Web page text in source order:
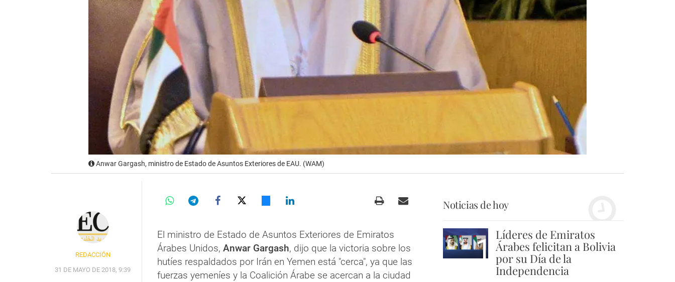
Anwar Gargash, ministro de Estado de Asuntos Exteriores de EAU. (WAM)
REDACCIÓN
31 DE MAYO DE 2018, 9:39
El ministro de Estado de Asuntos Exteriores de Emiratos
Árabes Unidos, Anwar Gargash, dijo que la victoria sobre los
hutíes respaldados por Irán en Yemen está "cerca", ya que las
fuerzas yemeníes y la Coalición Árabe se acercan a la ciudad
Noticias de hoy
1 Líderes de Emiratos
Árabes felicitan a Bolivia
por su Día de la
Independencia